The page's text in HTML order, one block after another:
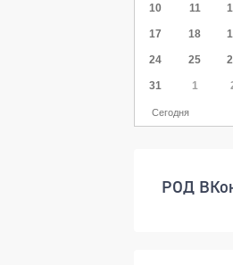
10 11
17 18
24 25
31 1
Сегодня
РОД